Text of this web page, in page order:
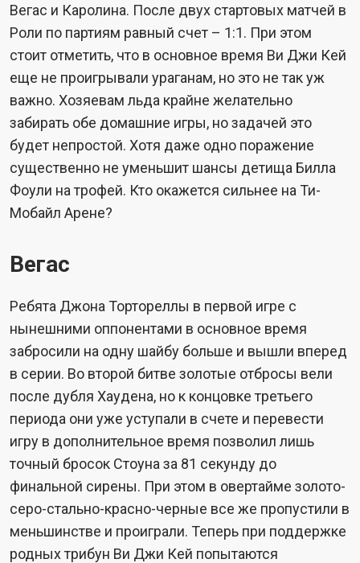
Вегас и Каролина. После двух стартовых матчей в
Роли по партиям равный счет – 1:1. При этом
стоит отметить, что в основное время Ви Джи Кей
еще не проигрывали ураганам, но это не так уж
важно. Хозяевам льда крайне желательно
забирать обе домашние игры, но задачей это
будет непростой. Хотя даже одно поражение
существенно не уменьшит шансы детища Билла
Фоули на трофей. Кто окажется сильнее на Ти-
Мобайл Арене?
Вегас
Ребята Джона Тортореллы в первой игре с
нынешними оппонентами в основное время
забросили на одну шайбу больше и вышли вперед
в серии. Во второй битве золотые отбросы вели
после дубля Хаудена, но к концовке третьего
периода они уже уступали в счете и перевести
игру в дополнительное время позволил лишь
точный бросок Стоуна за 81 секунду до
финальной сирены. При этом в овертайме золото-
серо-стально-красно-черные все же пропустили в
меньшинстве и проиграли. Теперь при поддержке
родных трибун Ви Джи Кей попытаются